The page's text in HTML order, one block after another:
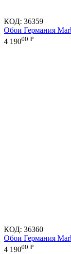
КОД: 36359
Обои Германия
4 19000 Р
КОД: 36360
Обои Германия
4 19000 Р